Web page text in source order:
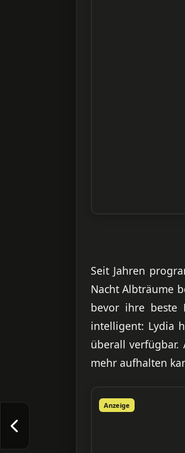
Seit Jahren
Nacht Albträume
bevor ihre beste
intelligent: Lydia
überall verfügbar.
mehr aufhalten
Anzeige